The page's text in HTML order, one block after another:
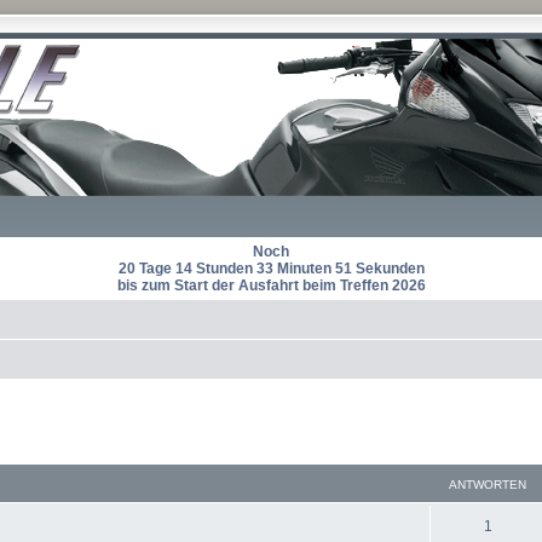
Noch
20 Tage 14 Stunden 33 Minuten 50 Sekunden
bis zum Start der Ausfahrt beim Treffen 2026
ANTWORTEN
1